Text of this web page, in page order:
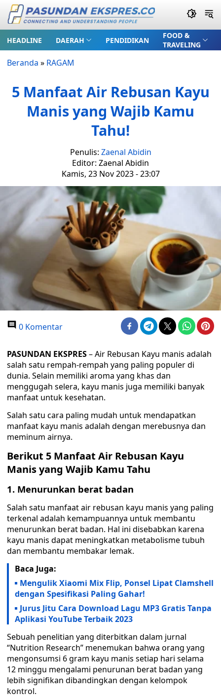
HEADLINE DAERAH PENDIDIKAN
FOOD &
TRAVELING
Beranda » RAGAM
5 Manfaat Air Rebusan Kayu
Manis yang Wajib Kamu
Tahu!
Penulis: Zaenal Abidin
Editor: Zaenal Abidin
Kamis, 23 Nov 2023 - 23:07
0 Komentar
PASUNDAN EKSPRES– Air Rebusan Kayu manis adalah
salah satu rempah-rempah yang paling populer di
dunia. Selain memiliki aroma yang khas dan
menggugah selera, kayu manis juga memiliki banyak
manfaat untuk kesehatan.
Salah satu cara paling mudah untuk mendapatkan
manfaat kayu manis adalah dengan merebusnya dan
meminum airnya.
Berikut 5 Manfaat Air Rebusan Kayu
Manis yang Wajib Kamu Tahu
1. Menurunkan berat badan
Salah satu manfaat air rebusan kayu manis yang paling
terkenal adalah kemampuannya untuk membantu
menurunkan berat badan. Hal ini disebabkan karena
kayu manis dapat meningkatkan metabolisme tubuh
dan membantu membakar lemak.
Baca Juga:
Mengulik Xiaomi Mix Flip, Ponsel Lipat Clamshell
dengan Spesifikasi Paling Gahar!
Jurus Jitu Cara Download Lagu MP3 Gratis Tanpa
Aplikasi YouTube Terbaik 2023
Sebuah penelitian yang diterbitkan dalam jurnal
“Nutrition Research” menemukan bahwa orang yang
mengonsumsi 6 gram kayu manis setiap hari selama
12 minggu mengalami penurunan berat badan yang
lebih signifikan dibandingkan dengan kelompok
kontrol.